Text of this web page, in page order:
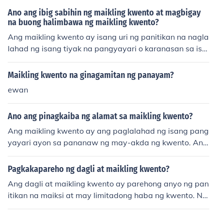
nahon ng mga Amerikano sa Pilipinas. Ang kwento ay n
aglalaman ng mga aral tungkol sa katalinuhan at pagi
ging mapanlikha.
Ano ang ibig sabihin ng maikling kwento at magbigay
na buong halimbawa ng maikling kwento?
Ang maikling kwento ay isang uri ng panitikan na nagla
lahad ng isang tiyak na pangyayari o karanasan sa isa
ng maikling anyo. Karaniwang mayroon itong iisang te
ma at nagtatapos na may aral o kaisipan. Halimbawa
quot; kung saan ang isang batang mahilig sa agham a
y nag-imbento ng isang gadget na nagdulot ng mga hi
ndi inaasahang resulta, nagpakita ng halaga ng respon
sibilidad sa paggamit ng kaalaman.
Maikling kwento na ginagamitan ng panayam?
ewan
Ano ang pinagkaiba ng alamat sa maikling kwento?
Ang maikling kwento ay ang paglalahad ng isang pang
yayari ayon sa pananaw ng may-akda ng kwento. Ang
alamat ay isang maikling kwento na nagpapaliwanag
at nagbibigay dahilan ng pinagmulan ng isang tao, hay
Pagkakapareho ng dagli at maikling kwento?
Ang dagli at maikling kwento ay parehong anyo ng pan
itikan na maiksi at may limitadong haba ng kwento. Ng
unit ang dagli ay mas maikli at karaniwang tumatalaka